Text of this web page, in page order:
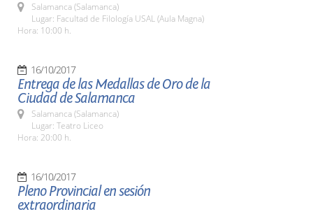
Salamanca (Salamanca)
Lugar: Facultad de Filología USAL (Aula Magna)
Hora: 10:00 h.
16/10/2017
Entrega de las Medallas de Oro de la
Ciudad de Salamanca
Salamanca (Salamanca)
Lugar: Teatro Liceo
Hora: 20:00 h.
16/10/2017
Pleno Provincial en sesión
extraordinaria